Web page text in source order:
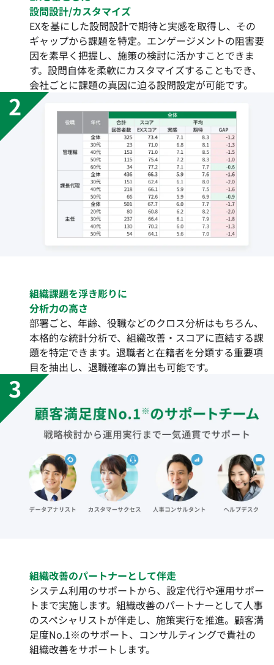
設問設計/カスタマイズ
EXを基にした設問設計で期待と実感を取得し、その
ギャップから課題を特定。エンゲージメントの阻害要
因を素早く把握し、施策の検討に活かすことできま
す。設問自体を柔軟にカスタマイズすることもでき、
会社ごとに課題の真因に迫る設問設定が可能です。
組織課題を浮き彫りに
分析力の高さ
部署ごと、年齢、役職などのクロス分析はもちろん、
本格的な統計分析で、組織改善・スコアに直結する課
題を特定できます。退職者と在籍者を分類する重要項
目を抽出し、退職確率の算出も可能です。
組織改善のパートナーとして伴走
システム利用のサポートから、設定代行や運用サポー
トまで実施します。組織改善のパートナーとして人事
のスペシャリストが伴走し、施策実行を推進。顧客満
足度No.1※のサポート、コンサルティングで貴社の
組織改善をサポートします。